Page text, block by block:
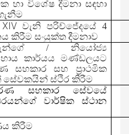
හා විශේෂ දීමනා සඳහා
XIVවැනි පරිච්ජේදයේ 4
කිරීම සංයුක්ත දීමනාව
/ නියෝජ්‍ය
කාර්යය මණ්ඩලයට
සහකාර සහ ප්‍රාථමික
සේවකයින් ස්ථිර කිරීම
සහකාර සේවයේ
වාර්ෂික ස්ථාන
කිරීම